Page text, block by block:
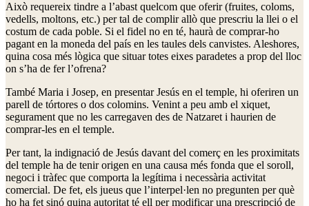
Això requereix tindre a l’abast quelcom que oferir (fruites, coloms,
vedells, moltons, etc.) per tal de complir allò que prescriu la llei o el
costum de cada poble. Si el fidel no en té, haurà de comprar-ho
pagant en la moneda del país en les taules dels canvistes. Aleshores,
quina cosa més lògica que situar totes eixes paradetes a prop del lloc
on s’ha de fer l’ofrena?
També Maria i Josep, en presentar Jesús en el temple, hi oferiren un
parell de tórtores o dos colomins. Venint a peu amb el xiquet,
segurament que no les carregaven des de Natzaret i haurien de
comprar-les en el temple.
Per tant, la indignació de Jesús davant del comerç en les proximitats
del temple ha de tenir origen en una causa més fonda que el soroll,
negoci i tràfec que comporta la legítima i necessària activitat
comercial. De fet, els jueus que l’interpel·len no pregunten per què
ho ha fet sinó quina autoritat té ell per modificar una prescripció de